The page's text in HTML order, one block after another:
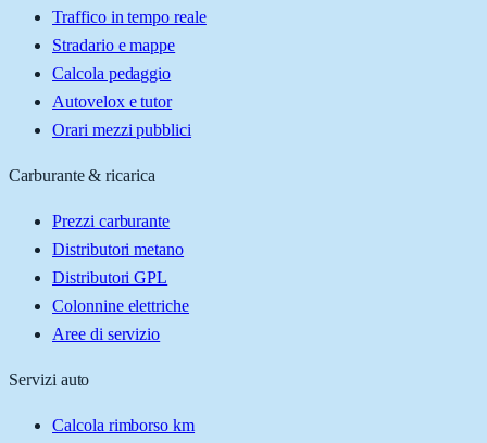
Traffico in tempo reale
Stradario e mappe
Calcola pedaggio
Autovelox e tutor
Orari mezzi pubblici
Carburante & ricarica
Prezzi carburante
Distributori metano
Distributori GPL
Colonnine elettriche
Aree di servizio
Servizi auto
Calcola rimborso km